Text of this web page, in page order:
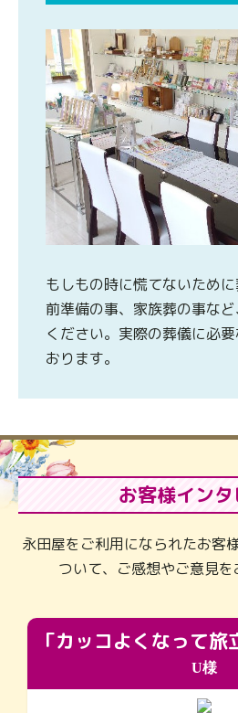
もしもの時に慌てないため
前準備の事、家族葬の事な
ください。実際の葬儀に必
おります。
お客様イン
永田屋をご利用になられたお客
ついて、ご感想やご意見を
U様